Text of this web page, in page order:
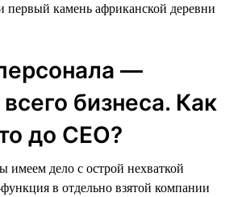
первый камень африканской деревни
—
бизнеса. Как
до CEO?
имеем дело с острой нехваткой
в отдельно взятой компании